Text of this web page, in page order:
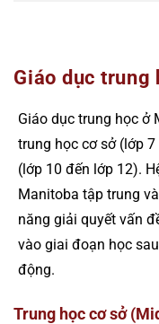
Giáo dục trung
Giáo dục trung học ở
trung học cơ sở (lớp
(lớp 10 đến lớp 12).
Manitoba tập trung
năng giải quyết vấn
vào giai đoạn học
động.
Trung học cơ sở